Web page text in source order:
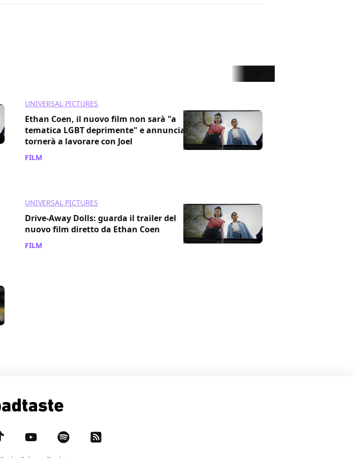
UNIVERSAL PICTURES
Ethan Coen, il nuovo film non sarà "a
tematica LGBT deprimente" e annuncia:
tornerà a lavorare con Joel
FILM
UNIVERSAL PICTURES
Drive-Away Dolls: guarda il trailer del
nuovo film diretto da Ethan Coen
FILM